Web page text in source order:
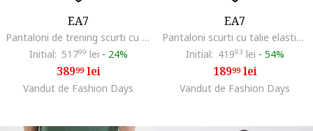
EA7
Pantaloni de trening scurti cu model logo, Verde iarba
Initial: 51799 lei - 24%
38999lei
Vandut de Fashion Days
EA7
Pantaloni scurti cu talie elastica, Albastru royal
Initial: 41993 lei - 54%
18999lei
Vandut de Fashion Days